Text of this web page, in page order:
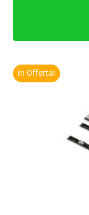
In Offerta!